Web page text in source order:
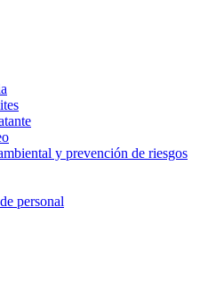
y prevención de riesgos
personal